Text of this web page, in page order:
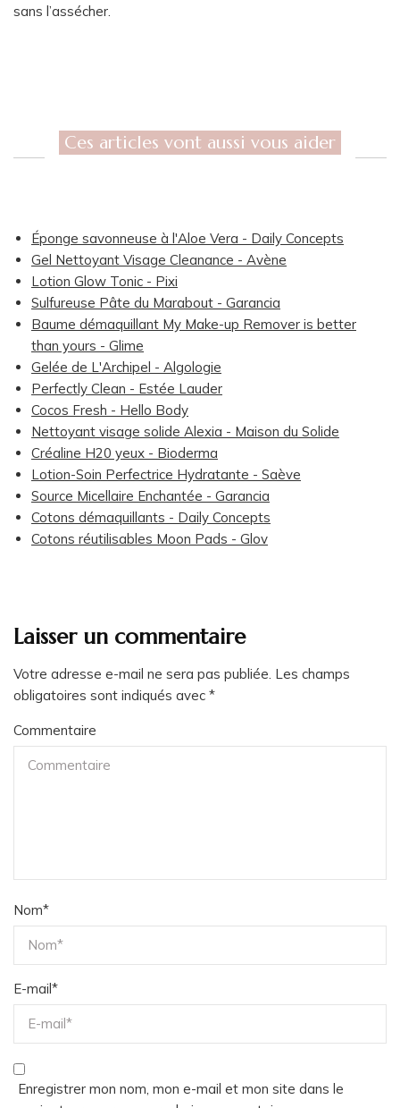
sans l’assécher.
Ces articles vont aussi vous aider
Éponge savonneuse à l'Aloe Vera - Daily Concepts
Gel Nettoyant Visage Cleanance - Avène
Lotion Glow Tonic - Pixi
Sulfureuse Pâte du Marabout - Garancia
Baume démaquillant My Make-up Remover is better
than yours - Glime
Gelée de L'Archipel - Algologie
Perfectly Clean - Estée Lauder
Cocos Fresh - Hello Body
Nettoyant visage solide Alexia - Maison du Solide
Créaline H20 yeux - Bioderma
Lotion-Soin Perfectrice Hydratante - Saève
Source Micellaire Enchantée - Garancia
Cotons démaquillants - Daily Concepts
Cotons réutilisables Moon Pads - Glov
Laisser un commentaire
Votre adresse e-mail ne sera pas publiée. Les champs
obligatoires sont indiqués avec *
Commentaire
Nom*
E-mail*
Enregistrer mon nom, mon e-mail et mon site dans le